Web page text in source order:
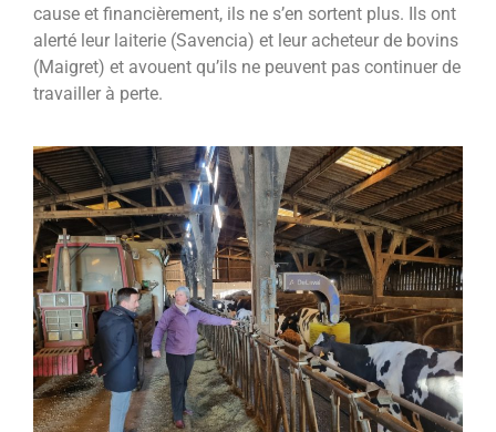
cause et financièrement, ils ne s’en sortent plus. Ils ont
alerté leur laiterie (Savencia) et leur acheteur de bovins
(Maigret) et avouent qu’ils ne peuvent pas continuer de
travailler à perte.